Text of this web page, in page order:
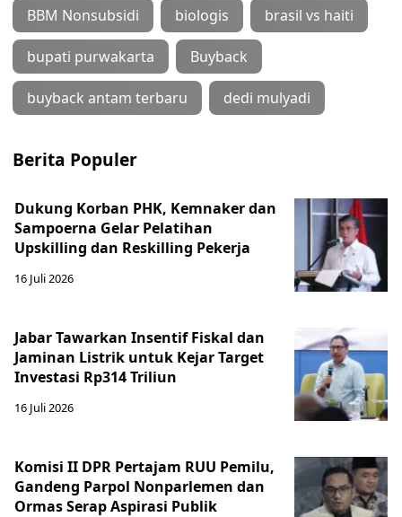
BBM Nonsubsidi biologis brasil vs haiti
bupati purwakarta Buyback
buyback antam terbaru dedi mulyadi
Berita Populer
Dukung Korban PHK, Kemnaker dan
Sampoerna Gelar Pelatihan
Upskilling dan Reskilling Pekerja
16 Juli 2026
Jabar Tawarkan Insentif Fiskal dan
Jaminan Listrik untuk Kejar Target
Investasi Rp314 Triliun
16 Juli 2026
Komisi II DPR Pertajam RUU Pemilu,
Gandeng Parpol Nonparlemen dan
Ormas Serap Aspirasi Publik